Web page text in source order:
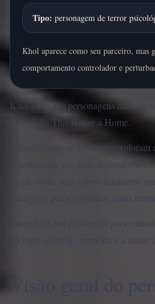
Tipo: personagem de terror
Khol aparece como seu parceiro, mas
comportamento controlador e
Khol é um dos personagens mais
You Make This House a Home.
À medida que os jogadores exploram
se torna cada vez mais
forma direta, mas é profundamente
diálogos e pelos pequenos sinais
Entender Khol é essencial para
do jogo: controle, memória e a ilusão
Visão geral do